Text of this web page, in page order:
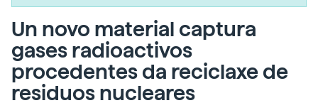
Un novo material captura
gases radioactivos
procedentes da reciclaxe de
residuos nucleares